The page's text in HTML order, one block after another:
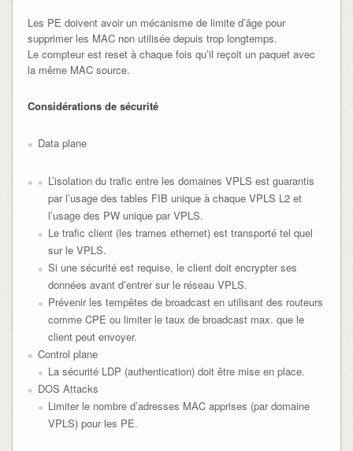
Les PE doivent avoir un mécanisme de limite d’âge pour
supprimer les MAC non utilisée depuis trop longtemps.
Le compteur est reset à chaque fois qu’il reçoit un paquet avec
la même MAC source.
Considérations de sécurité
Data plane
L’isolation du trafic entre les domaines VPLS est guarantis
par l’usage des tables FIB unique à chaque VPLS L2 et
l’usage des PW unique par VPLS.
Le trafic client (les trames ethernet) est transporté tel quel
sur le VPLS.
Si une sécurité est requise, le client doit encrypter ses
données avant d’entrer sur le réseau VPLS.
Prévenir les tempêtes de broadcast en utilisant des routeurs
comme CPE ou limiter le taux de broadcast max. que le
client peut envoyer.
Control plane
La sécurité LDP (authentication) doit être mise en place.
DOS Attacks
Limiter le nombre d’adresses MAC apprises (par domaine
VPLS) pour les PE.